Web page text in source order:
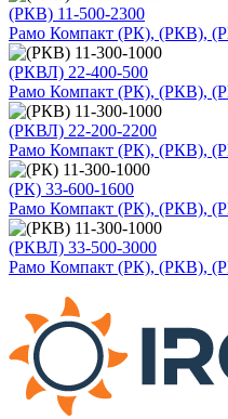
(РКВ) 11-500-2300
Рамо Компакт (РК), (РКВ),
(РКВЛ) 22-400-500
Рамо Компакт (РК), (РКВ),
(РКВЛ) 22-200-2200
Рамо Компакт (РК), (РКВ),
(РК) 33-600-1600
Рамо Компакт (РК), (РКВ),
(РКВЛ) 33-500-3000
Рамо Компакт (РК), (РКВ),